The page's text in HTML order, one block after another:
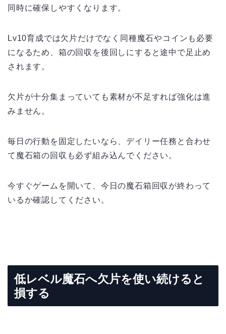
同時に確保しやすくなります。
Lv10育成では欠片だけでなく同種魔石やコインも必要
になるため、箱の回収を後回しにすると途中で足止め
されます。
欠片が十分集まっていても素材が不足すれば強化は進
みません。
毎日の行動を固定したいなら、デイリー任務と合わせ
て魔石箱の回収も必ず組み込んでください。
今すぐゲームを開いて、今日の魔石箱回収が終わって
いるか確認してください。
低レベル魔石へ欠片を使い続けると
損する